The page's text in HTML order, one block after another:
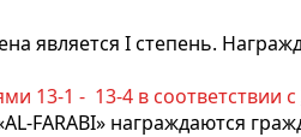
является I степень.
13-1 - 13-4 в соответствии с
FARABI» награждаются